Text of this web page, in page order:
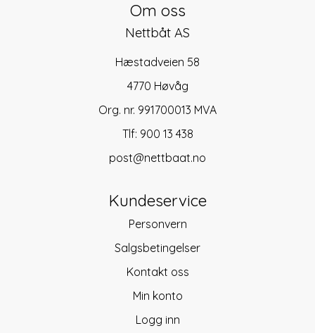
Om oss
Nettbåt AS
Hæstadveien 58
4770 Høvåg
Org. nr. 991700013 MVA
Tlf: 900 13 438
post@nettbaat.no
Kundeservice
Personvern
Salgsbetingelser
Kontakt oss
Min konto
Logg inn